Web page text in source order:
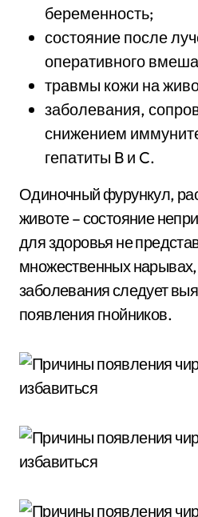
беременность;
состояние после
оперативного
травмы кожи на
заболевания,
снижением
гепатиты B и C.
Одиночный фурункул,
животе – состояние
для здоровья не
множественных
заболевания следует
появления гнойников.